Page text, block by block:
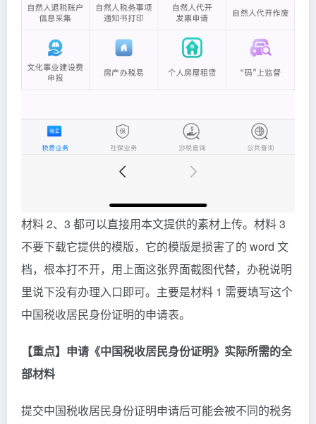
材料 2、3 都可以直接用本文提供的素材上传。材料 3
不要下载它提供的模版，它的模版是损害了的 word 文
档，根本打不开，用上面这张界面截图代替，办税说明
里说下没有办理入口即可。主要是材料 1 需要填写这个
中国税收居民身份证明的申请表。
【重点】申请《中国税收居民身份证明》实际所需的全
部材料
提交中国税收居民身份证明申请后可能会被不同的税务